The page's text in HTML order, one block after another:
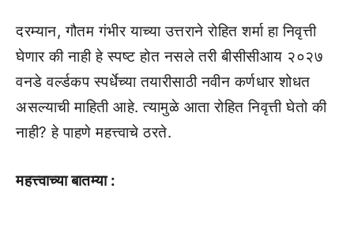
दरम्यान, गौतम गंभीर याच्या उत्तराने रोहित शर्मा हा निवृत्ती
घेणार की नाही हे स्पष्ट होत नसले तरी बीसीसीआय २०२७
वनडे वर्ल्डकप स्पर्धेच्या तयारीसाठी नवीन कर्णधार शोधत
असल्याची माहिती आहे. त्यामुळे आता रोहित निवृत्ती घेतो की
नाही? हे पाहणे महत्त्वाचे ठरते.
महत्त्वाच्या बातम्या :